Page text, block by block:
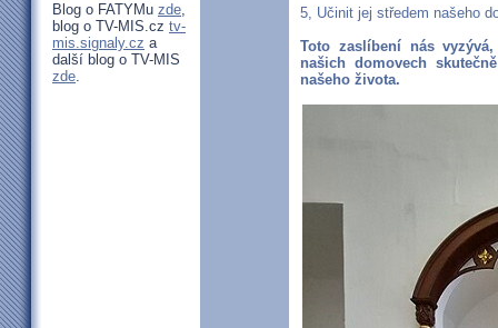
Blog o FATYMu zde,
blog o TV-MIS.cz tv-
mis.signaly.cz a
další blog o TV-MIS
zde.
5, Učinit jej středem našeho
Toto zaslíbení nás
našich domovech
našeho života.